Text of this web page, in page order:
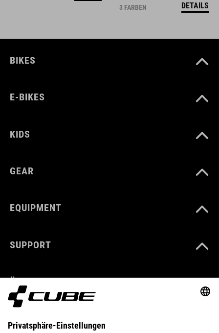
3 FARBEN DETAILS
BIKES
E-BIKES
KIDS
GEAR
EQUIPMENT
SUPPORT
ÜBER UNS